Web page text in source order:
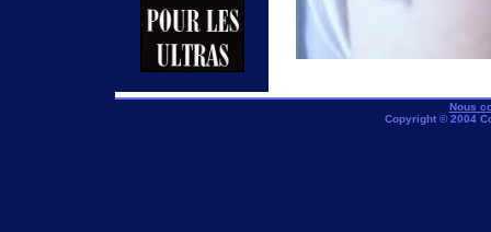
Nous
Copyright © 2004